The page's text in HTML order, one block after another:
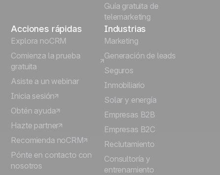
Guía gratuita de
telemarketing
Acciones rápidas
Explora noCRM
Comienza la prueba
gratuita
Asiste a un webinar
Inicia sesión
Obtén ayuda
Hazte partner
Recomienda noCRM
Pónte en contacto con
nosotros
Industrias
Marketing
Generación de leads
Seguros
Inmobiliario
Solar y energía
Empresas B2B
Empresas B2C
Reclutamiento
Consultoría y
entrenamiento